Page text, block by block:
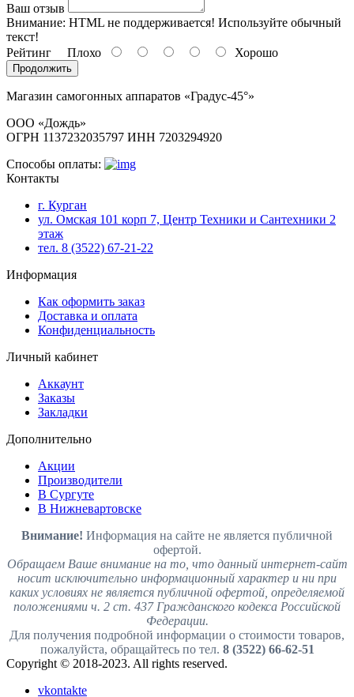
Ваш отзыв
Внимание: HTML не поддерживается! Используйте обычный
текст!
Рейтинг Плохо Хорошо
Продолжить
Магазин самогонных аппаратов «Градус-45°»
ООО «Дождь»
ОГРН 1137232035797 ИНН 7203294920
Способы оплаты:
Контакты
г. Курган
ул. Омская 101 корп 7, Центр Техники и Сантехники 2
этаж
тел. 8 (3522) 67-21-22
Информация
Как оформить заказ
Доставка и оплата
Конфиденциальность
Личный кабинет
Аккаунт
Заказы
Закладки
Дополнительно
Акции
Производители
В Сургуте
В Нижневартовске
Внимание! Информация на сайте не является публичной
офертой.
Обращаем Ваше внимание на то, что данный интернет-сайт
носит исключительно информационный характер и ни при
каких условиях не является публичной офертой, определяемой
положениями ч. 2 ст. 437 Гражданского кодекса Российской
Федерации.
Для получения подробной информации о стоимости товаров,
пожалуйста, обращайтесь по тел. 8 (3522) 66-62-51
Copyright © 2018-2023. All rights reserved.
vkontakte